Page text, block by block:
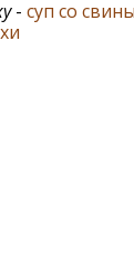
- суп со